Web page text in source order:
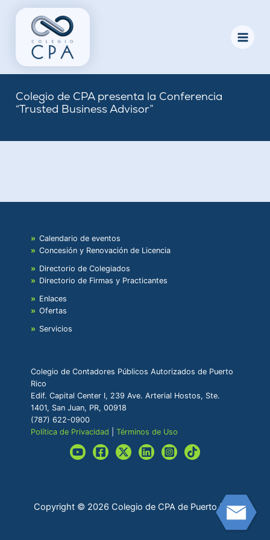
Colegio de CPA presenta la Conferencia
“Trusted Business Advisor”
Calendario de eventos
Concesión y Renovación de Licencia
Directorio de Colegiados
Directorio de Firmas y Practicantes
Enlaces
Ofertas
Servicios
Colegio de Contadores Públicos Autorizados de Puerto
Rico
Edif. Capital Center I, 239 Ave. Arterial Hostos, Ste.
1401, San Juan, PR, 00918
(787) 622-0900
Política de Privacidad |Términos de Uso
Copyright © 2026 Colegio de CPA de Puerto Rico